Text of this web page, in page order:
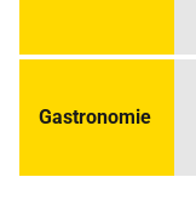
Gastronomie